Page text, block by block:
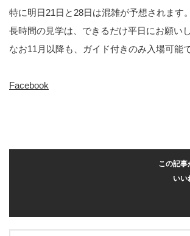
特に明日21日と28日は混雑が予想されます
長時間の見学は、できるだけ平日にお願いし
なお11月以降も、ガイド付きのみ入場可能で
Facebook
この記事
いい